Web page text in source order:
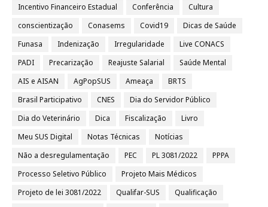
Incentivo Financeiro Estadual
Conferência
Cultura
conscientização
Conasems Covid19
Dicas de Saúde
Funasa
Indenização Irregularidade
Live CONACS
PADI
Precarização Reajuste Salarial
Saúde Mental
AIS e AISAN
AgPopSUS Ameaça
BRTS
Brasil Participativo
CNES
Dia do Servidor Público
Dia do Veterinário
Dica Fiscalização
Livro
Meu SUS Digital
Notas Técnicas
Notícias
Não a desregulamentação
PEC PL 3081/2022
PPPA
Processo Seletivo Público
Projeto Mais Médicos
Projeto de lei 3081/2022
Qualifar-SUS
Qualificação